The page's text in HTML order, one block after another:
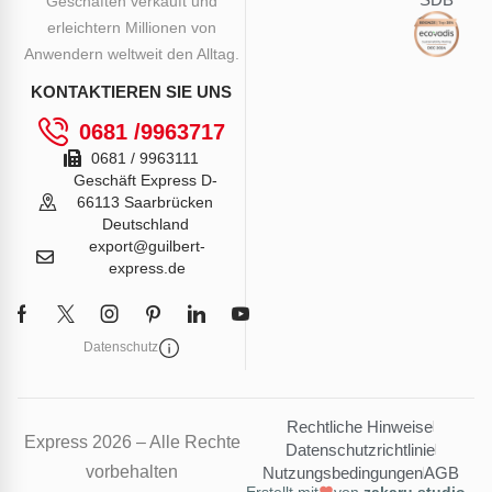
erleichtern Millionen von
Anwendern weltweit den Alltag.
KONTAKTIEREN SIE UNS
0681 /9963717
0681 / 9963111
Geschäft Express D-
66113 Saarbrücken
Deutschland
export@guilbert-
express.de
Datenschutz
Express 2026 – Alle Rechte
vorbehalten
Rechtliche Hinweise
Datenschutzrichtlinie
NutzungsbedingungenAGB